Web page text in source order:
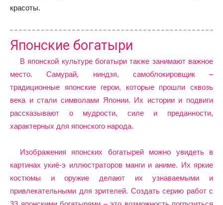
красоты.
Японские богатыри
В японской культуре богатыри также занимают важное
место. Самурай, ниндзя, самоблокировщик –
традиционные японские герои, которые прошли сквозь
века и стали символами Японии. Их истории и подвиги
рассказывают о мудрости, силе и преданности,
характерных для японского народа.
Изображения японских богатырей можно увидеть в
картинах укиё-э иллюстраторов манги и аниме. Их яркие
костюмы и оружие делают их узнаваемыми и
привлекательными для зрителей. Создать серию работ с